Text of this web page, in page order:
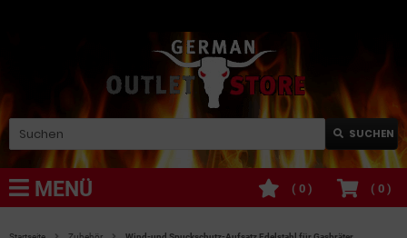
SUCHEN
MENÜ ( 0 )
( 0 )